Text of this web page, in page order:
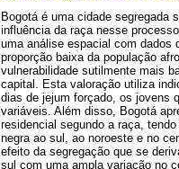
Bogotá é uma cidade segregada
influência da raça nesse
uma análise espacial com dados
proporção baixa da população
vulnerabilidade sutilmente mais
capital. Esta valoração utiliza
dias de jejum forçado, os jovens
variáveis. Além disso, Bogotá
residencial segundo a raça,
negra ao sul, ao noroeste e no
efeito da segregação que se
sul com uma ampla variação no